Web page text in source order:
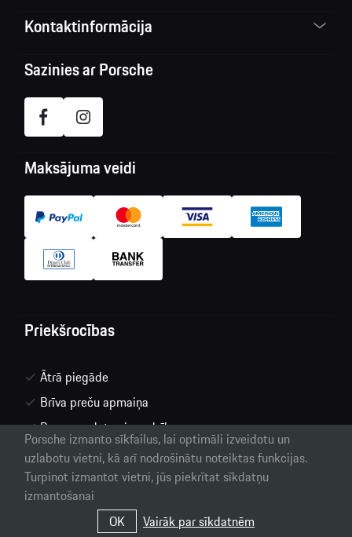
Porsche izmanto sīkfailus, lai optimāli izveidotu un
uzlabotu vietni, kā arī nodrošinātu noteiktas funkcijas.
Turpinot izmantot vietni, jūs piekrītat sīkdatņu
izmantošanai
OK
Vairāk par sīkdatnēm
Kontaktinformācija
Sazinies ar Porsche
Maksājuma veidi
Priekšrocības
Ātrā piegāde
Brīva preču apmaiņa
Personas datu aizsardzība
© 2026 Porsche